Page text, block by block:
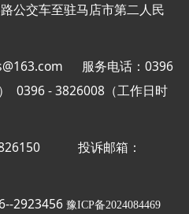
公交车至驻马店市第二人民
服务电话：0396
0396 - 3826008（工作日时
投诉邮箱：
2923456 豫ICP备2024084469